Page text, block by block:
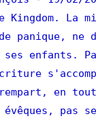
La
panique,
enfants.
en
pas